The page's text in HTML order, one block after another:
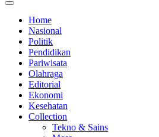
Home
Nasional
Politik
Pendidikan
Pariwisata
Olahraga
Editorial
Ekonomi
Kesehatan
Collection
Tekno & Sains